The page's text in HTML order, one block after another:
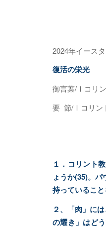
2024年イース
復活の栄光
御言葉/Ⅰコリ
要 節/Ⅰコリン
１．コリント
ょうか(35)。
持っていること
２、「肉」に
の耀き」はど